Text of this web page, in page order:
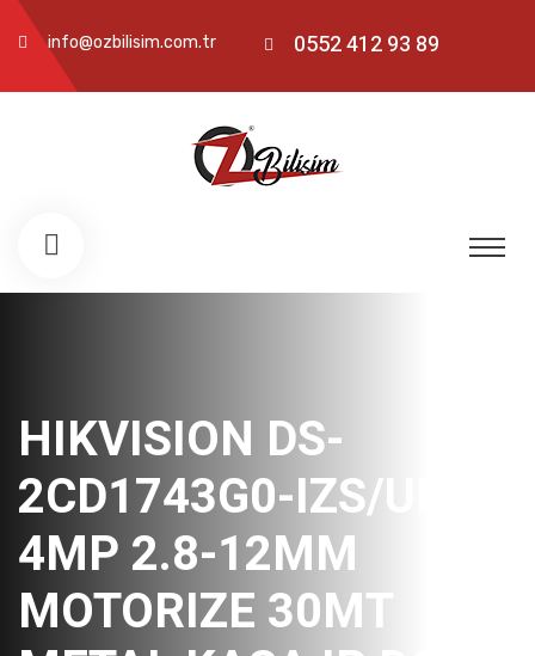
info@ozbilisim.com.tr 0552 412 93 89
HIKVISION DS-
2CD1743G0-IZS/UK
4MP 2.8-12MM
MOTORIZE 30MT